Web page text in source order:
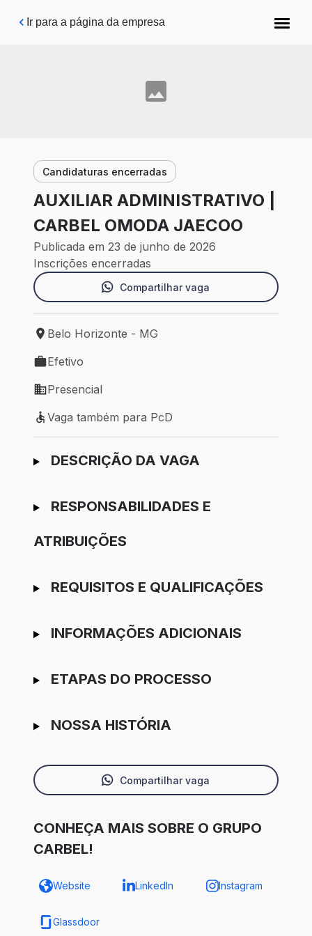
Pular para o conteúdo principal
Ir para a página da empresa
Candidaturas encerradas
AUXILIAR ADMINISTRATIVO |
CARBEL OMODA JAECOO
Publicada em 23 de junho de 2026
Inscrições encerradas
Compartilhar vaga
Local de trabalho: Belo Horizonte - MG
Belo Horizonte - MG
Tipo de vaga: Efetivo
Efetivo
Modelo de trabalho: Presencial
Presencial
Vaga também para PcD
Vaga também para PcD
Ir para candidatura
DESCRIÇÃO DA VAGA
RESPONSABILIDADES E
ATRIBUIÇÕES
REQUISITOS E QUALIFICAÇÕES
INFORMAÇÕES ADICIONAIS
ETAPAS DO PROCESSO
NOSSA HISTÓRIA
Compartilhar vaga
CONHEÇA MAIS SOBRE O GRUPO
CARBEL!
Website LinkedIn Instagram
Glassdoor